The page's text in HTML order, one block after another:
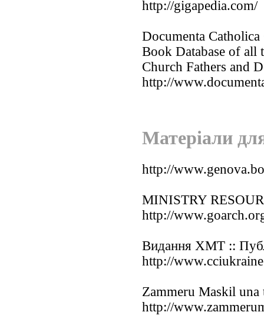
http://gigapedia.com/
Documenta
Book Database of all
Church Fathers and
http://
Матеріали
http://
MINISTRY
http://
Видання ХМТ ::
http://
Zammeru Maskil una
http://